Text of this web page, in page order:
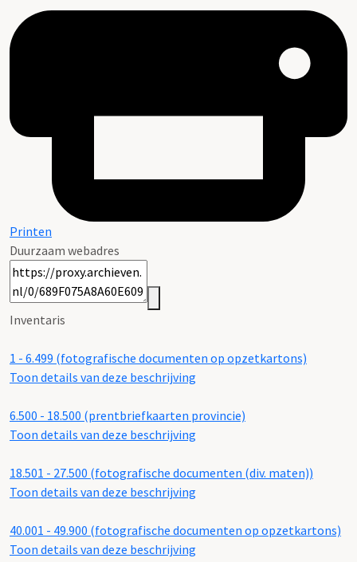
Printen
Duurzaam webadres
Inventaris
1 - 6.499 (fotografische documenten op opzetkartons)
Toon details van deze beschrijving
6.500 - 18.500 (prentbriefkaarten provincie)
Toon details van deze beschrijving
18.501 - 27.500 (fotografische documenten (div. maten))
Toon details van deze beschrijving
40.001 - 49.900 (fotografische documenten op opzetkartons)
Toon details van deze beschrijving